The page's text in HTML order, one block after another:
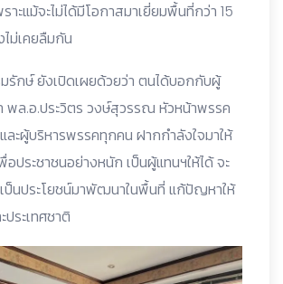
าะแม้จะไม่ได้มีโอกาสมาเยี่ยมพื้นที่กว่า 15
ม่เคยลืมกัน
รักษ์ ยังเปิดเผยด้วยว่า ตนได้บอกกับผู้
พล.อ.ประวิตร วงษ์สุวรรณ หัวหน้าพรรค
ละผู้บริหารพรรคทุกคน ฝากกำลังใจมาให้
อประชาชนอย่างหนัก เป็นผู้แทนฯให้ได้ จะ
ป็นประโยชน์มาพัฒนาในพื้นที่ แก้ปัญหาให้
ประเทศชาติ